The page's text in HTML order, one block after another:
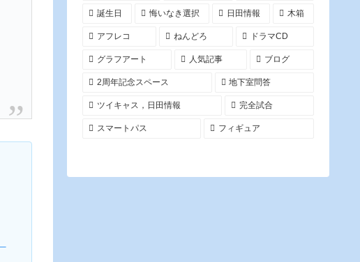
誕生日 悔いなき選択 日田情報 木箱
アフレコ ねんどろ ドラマCD
グラフアート 人気記事 ブログ
2周年記念スペース 地下室問答
ツイキャス，日田情報 完全試合
スマートパス フィギュア